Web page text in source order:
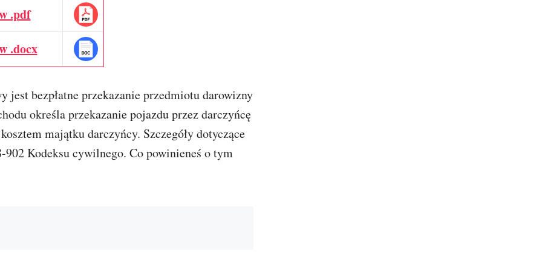
.pdf
.docx
jest bezpłatne przekazanie przedmiotu darowizny
określa przekazanie pojazdu przez darczyńcę
majątku darczyńcy. Szczegóły dotyczące
Kodeksu cywilnego. Co powinieneś o tym